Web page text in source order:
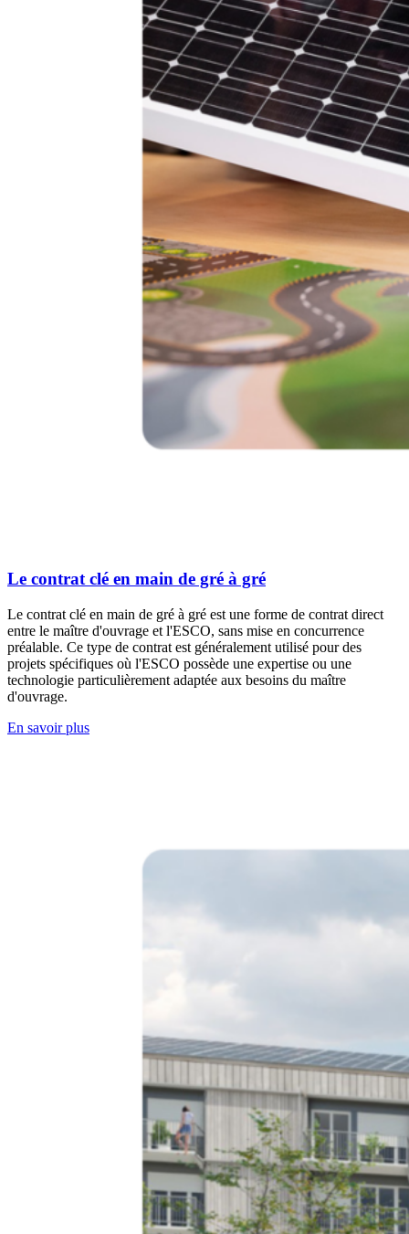
Le contrat clé en main de gré à gré
Le contrat clé en main de gré à gré est une forme de contrat direct
entre le maître d'ouvrage et l'ESCO, sans mise en concurrence
préalable. Ce type de contrat est généralement utilisé pour des
projets spécifiques où l'ESCO possède une expertise ou une
technologie particulièrement adaptée aux besoins du maître
d'ouvrage.
En savoir plus